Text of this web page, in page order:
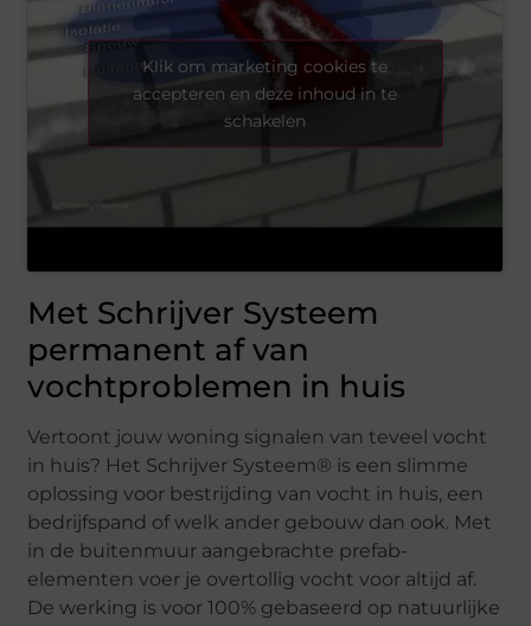
Klik om marketing cookies te
accepteren en deze inhoud in te
schakelen
Met Schrijver Systeem
permanent af van
vochtproblemen in huis
Vertoont jouw woning signalen van teveel vocht
in huis? Het Schrijver Systeem® is een slimme
oplossing voor bestrijding van vocht in huis, een
bedrijfspand of welk ander gebouw dan ook. Met
in de buitenmuur aangebrachte prefab-
elementen voer je overtollig vocht voor altijd af.
De werking is voor 100% gebaseerd op natuurlijke